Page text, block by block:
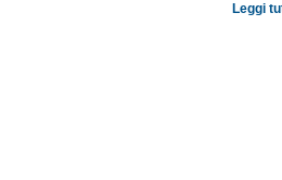
Leggi